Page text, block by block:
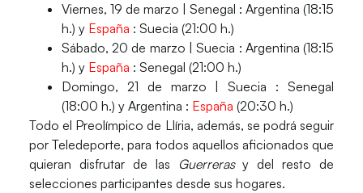
Viernes, 19 de marzo |Senegal : Argentina (18:15
h.) y España : Suecia (21:00 h.)
Sábado, 20 de marzo |Suecia : Argentina (18:15
h.) y España : Senegal (21:00 h.)
Domingo, 21 de marzo |Suecia : Senegal
(18:00 h.) y Argentina : España (20:30 h.)
Todo el Preolímpico de Llíria, además, se podrá seguir
porTeledeporte,para todos aquellos aficionados que
quieran disfrutar de las
Guerrerasy del resto de
selecciones participantes desde sus hogares.